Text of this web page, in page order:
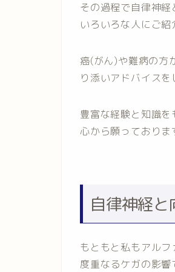
その過程で自律神経
いろいろな人にご
癌(がん)や難病の方
り添いアドバイスを
豊富な経験と知識
心から願っておりま
自律神経
もともと私もアルフ
度重なるケガの影響